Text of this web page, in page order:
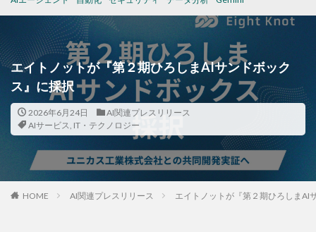
エイトノットが『第２期ひろしまAIサンドボック
ス』に採択
2026年6月24日
AI関連プレスリリース
AIサービス, IT・テクノロジー
HOME AI関連プレスリリース エイトノットが『第２期ひろしまAI